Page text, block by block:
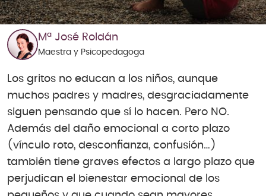
Mª José Roldán
Maestra y Psicopedagoga
Los gritos no educan a los niños, aunque
muchos padres y madres, desgraciadamente
siguen pensando que sí lo hacen. Pero NO.
Además del daño emocional a corto plazo
(vínculo roto, desconfianza, confusión…)
también tiene graves efectos a largo plazo que
perjudican el bienestar emocional de los